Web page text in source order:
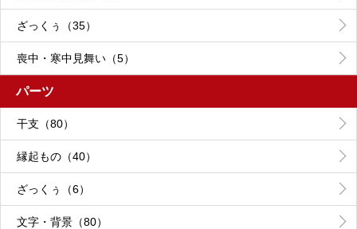
ざっくぅ（35）
喪中・寒中見舞い（5）
パーツ
干支（80）
縁起もの（40）
ざっくぅ（6）
文字・背景（80）